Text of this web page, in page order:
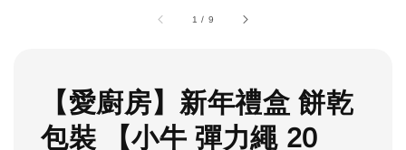
1 / 9
【愛廚房】新年禮盒 餅乾
包裝 【小牛 彈力繩 20